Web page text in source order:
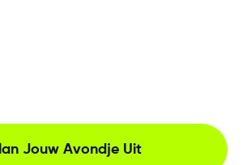
Jouw Avondje Uit